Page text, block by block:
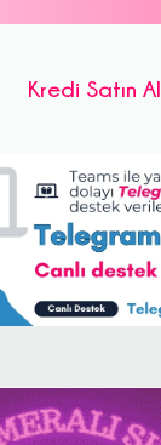
Kredi Satın Al